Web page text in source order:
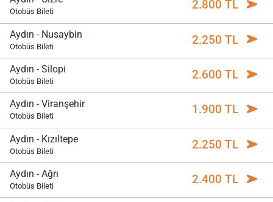
Otobüs Bileti 2.800 TL
Aydın - Nusaybin
Otobüs Bileti 2.250 TL
Aydın - Silopi
Otobüs Bileti 2.600 TL
Aydın - Viranşehir
Otobüs Bileti 1.900 TL
Aydın - Kızıltepe
Otobüs Bileti 2.250 TL
Aydın - Ağrı
Otobüs Bileti 2.400 TL